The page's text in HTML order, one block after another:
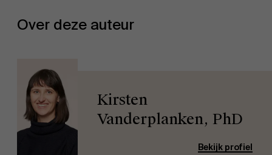
Over deze auteur
Kirsten
Vanderplanken, PhD
Bekijk profiel